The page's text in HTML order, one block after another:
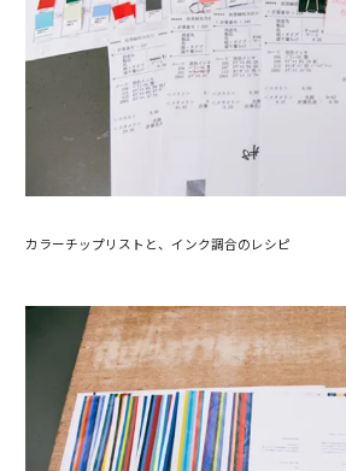
カラーチップリストと、インク調合のレシピ